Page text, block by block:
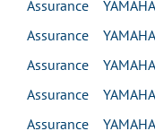
Assurance
Assurance
Assurance
Assurance
Assurance